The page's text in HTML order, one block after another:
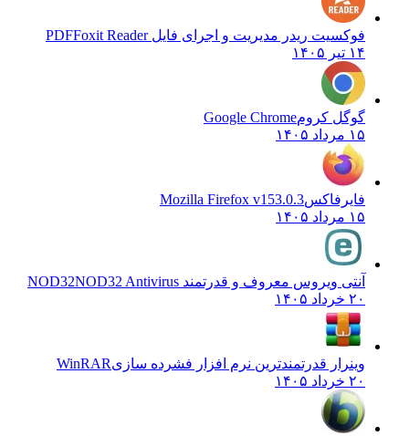
فوکسیت ریدر مدیریت و اجرای فایل PDFFoxit Reader
۱۴ تیر ۱۴۰۵
گوگل کرومGoogle Chrome
۱۵ مرداد ۱۴۰۵
فایرفاکسMozilla Firefox v153.0.3
۱۵ مرداد ۱۴۰۵
آنتی ویروس معروف و قدرتمند NOD32 NOD32 Antivirus
۲۰ خرداد ۱۴۰۵
وینرار قدرتمندترین نرم افزار فشرده سازیWinRAR
۲۰ خرداد ۱۴۰۵